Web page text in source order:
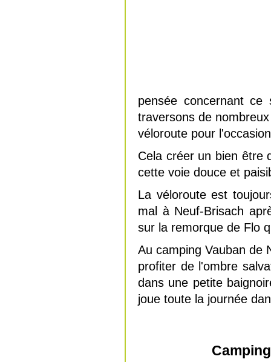
pensée concernant
traversons de
véloroute pour
Cela créer un bien être
cette voie douce et
La véloroute est
mal à Neuf-Brisach
sur la remorque de Flo
Au camping Vauban de
profiter de l'ombre
dans une petite
joue toute la journée